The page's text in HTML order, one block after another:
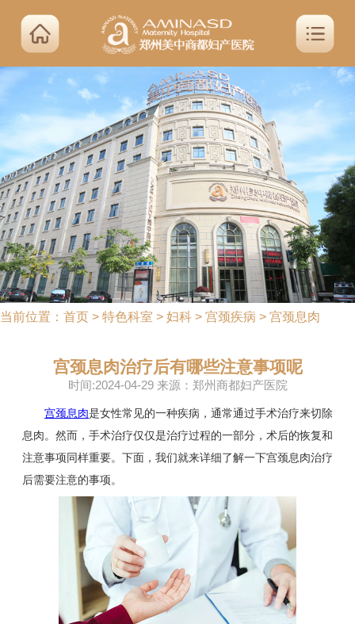
当前位置： 首页 > 特色科室 > 妇科 > 宫颈疾病 > 宫颈息肉
宫颈息肉治疗后有哪些注意事项呢
时间:2024-04-29 来源：郑州商都妇产医院
宫颈息肉是女性常见的一种疾病，通常通过手术治疗来切除
息肉。然而，手术治疗仅仅是治疗过程的一部分，术后的恢复和
注意事项同样重要。下面，我们就来详细了解一下宫颈息肉治疗
后需要注意的事项。